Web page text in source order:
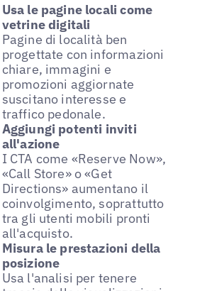
Usa le pagine locali come
vetrine digitali
Pagine di località ben
progettate con informazioni
chiare, immagini e
promozioni aggiornate
suscitano interesse e
traffico pedonale.
Aggiungi potenti inviti
all'azione
I CTA come «Reserve Now»,
«Call Store» o «Get
Directions» aumentano il
coinvolgimento, soprattutto
tra gli utenti mobili pronti
all'acquisto.
Misura le prestazioni della
posizione
Usa l'analisi per tenere